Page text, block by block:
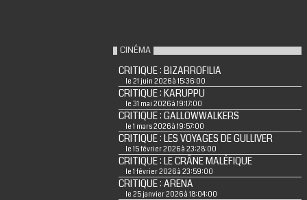
CINÉMA
CRITIQUE : BIZARROFILIA
le 21 juin 2026 à 15:36:00
CRITIQUE : KARUPPU
le 31 mai 2026 à 19:17:00
CRITIQUE : GALLOWWALKERS
le 1 mars 2026 à 19:57:00
CRITIQUE : LES VOYAGES DE GULLIVER
le 15 février 2026 à 23:28:00
CRITIQUE : LE CRÂNE MALÉFIQUE
le 1 février 2026 à 23:59:00
CRITIQUE : ARENA
le 25 janvier 2026 à 18:04:00